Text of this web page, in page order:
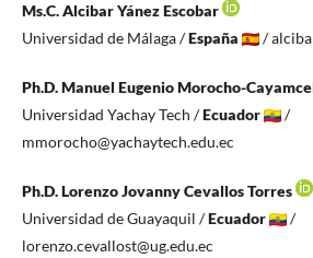
Ms.C. Alcibar Yánez Escobar
Universidad de Málaga /España /
Ph.D. Manuel Eugenio Morocho-
Universidad Yachay Tech /Ecuador
/
mmorocho@yachaytech.edu.ec
Ph.D. Lorenzo Jovanny Cevallos Torres
Universidad de Guayaquil /Ecuador
/
lorenzo.cevallost@ug.edu.ec